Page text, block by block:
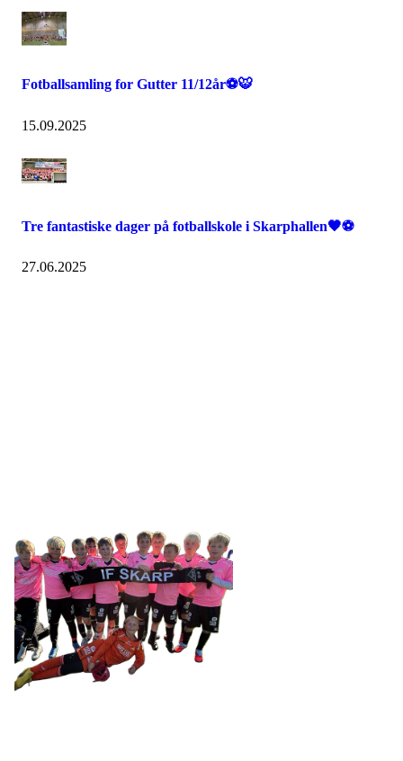
Fotballsamling for Gutter 11/12år⚽🐯
15.09.2025
Tre fantastiske dager på fotballskole i Skarphallen🖤⚽️
27.06.2025